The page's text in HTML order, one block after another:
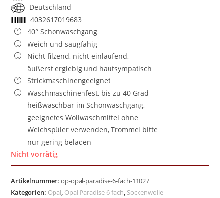
Deutschland
4032617019683
40° Schonwaschgang
Weich und saugfähig
Nicht filzend, nicht einlaufend,
äußerst ergiebig und hautsympatisch
Strickmaschinengeeignet
Waschmaschinenfest, bis zu 40 Grad
heißwaschbar im Schonwaschgang,
geeignetes Wollwaschmittel ohne
Weichspüler verwenden, Trommel bitte
nur gering beladen
Nicht vorrätig
Artikelnummer:op-opal-paradise-6-fach-11027
Kategorien: Opal, Opal Paradise 6-fach, Sockenwolle